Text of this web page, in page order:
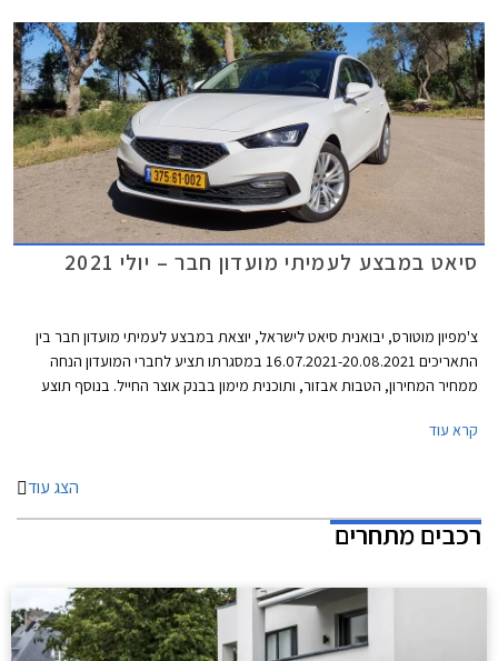
סיאט במבצע לעמיתי מועדון חבר – יולי 2021
צ'מפיון מוטורס, יבואנית סיאט לישראל, יוצאת במבצע לעמיתי מועדון חבר בין
התאריכים 16.07.2021-20.08.2021 במסגרתו תציע לחברי המועדון הנחה
ממחיר המחירון, הטבות אבזור, ותוכנית מימון בבנק אוצר החייל. בנוסף תוצע
ברכישת אבזור בהתקנה מקומית.
קרא עוד
הצג עוד
רכבים מתחרים